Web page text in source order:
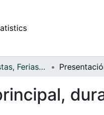
APFFVC - Fiestas, Ferias y Carnavales - Patrimonial